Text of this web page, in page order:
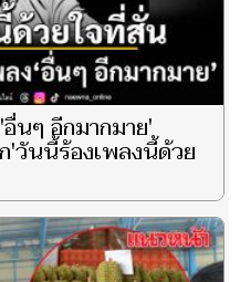
นๆ อีกมากมาย'
วันนี้ร้องเพลงนี้ด้วย